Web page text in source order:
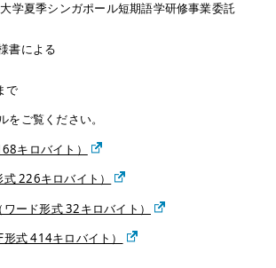
学夏季シンガポール短期語学研修事業委託
書による
で
をご覧ください。
キロバイト）
226キロバイト）
ード形式 32キロバイト）
式 414キロバイト）